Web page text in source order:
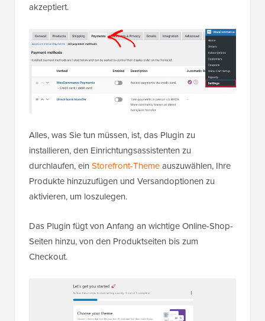
akzeptiert.
Alles, was Sie tun müssen, ist, das Plugin zu
installieren, den Einrichtungsassistenten zu
durchlaufen, ein Storefront-Themeauszuwählen, Ihre
Produkte hinzuzufügen und Versandoptionen zu
aktivieren, um loszulegen.
Das Plugin fügt von Anfang an wichtige Online-Shop-
Seiten hinzu, von den Produktseiten bis zum
Checkout.